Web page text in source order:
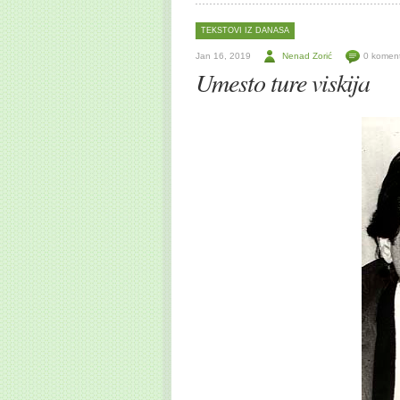
TEKSTOVI IZ DANASA
Jan 16, 2019 Nenad Zorić 0
Umesto ture viskija